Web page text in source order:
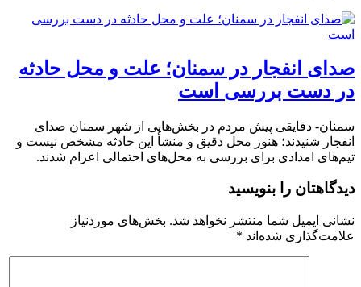
صدای انفجار در سمنان؛ علت و محل حادثه
در دست بررسی است
سمنان- دقایقی پیش مردم در بخش‌هایی از شهر سمنان صدای
انفجار شنیدند؛ هنوز محل دقیق و منشأ این حادثه مشخص نیست و
تیم‌های امدادی برای بررسی به محل‌های احتمالی اعزام شدند.
دیدگاهتان را بنویسید
نشانی ایمیل شما منتشر نخواهد شد. بخش‌های موردنیاز
علامت‌گذاری شده‌اند *